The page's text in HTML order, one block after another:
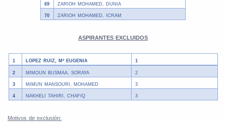
69 ZARIOH MOHAMED, DUNIA
70 ZARIOH MOHAMED, ICRAM
ASPIRANTES EXCLUIDOS
1 LOPEZ RUIZ, Mª EUGENIA 1
2 MIMOUN BUSMAA, SORAYA 2
3 MIMUN MANSOURI, MOHAMED 3
4 NAKHELI TAHIRI, CHAFIQ 3
Motivos de exclusión: